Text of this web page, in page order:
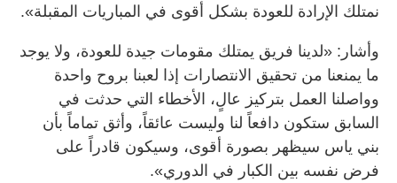
نمتلك الإرادة للعودة بشكل أقوى في المباريات المقبلة».
وأشار: «لدينا فريق يمتلك مقومات جيدة للعودة، ولا يوجد
ما يمنعنا من تحقيق الانتصارات إذا لعبنا بروح واحدة
وواصلنا العمل بتركيز عالٍ، الأخطاء التي حدثت في
السابق ستكون دافعاً لنا وليست عائقاً، وأثق تماماً بأن
بني ياس سيظهر بصورة أقوى، وسيكون قادراً على
فرض نفسه بين الكبار في الدوري».